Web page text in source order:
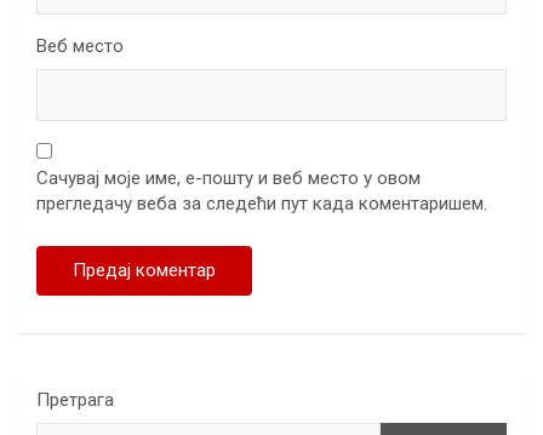
Веб место
Сачувај моје име, е-пошту и веб место у овом
прегледачу веба за следећи пут када коментаришем.
Претрага